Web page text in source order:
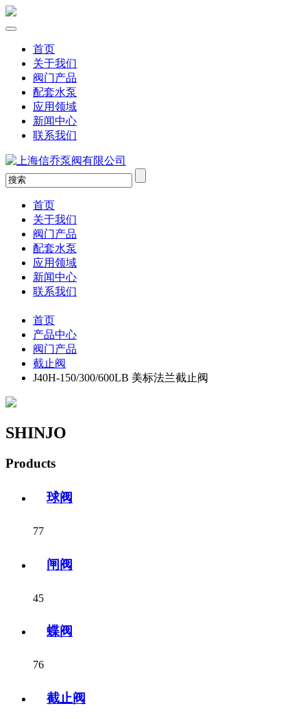
首页
关于我们
阀门产品
配套水泵
应用领域
新闻中心
联系我们
首页
关于我们
阀门产品
配套水泵
应用领域
新闻中心
联系我们
首页
产品中心
阀门产品
截止阀
J40H-150/300/600LB 美标法兰截止阀
SHINJO
Products
球阀
77
闸阀
45
蝶阀
76
截止阀